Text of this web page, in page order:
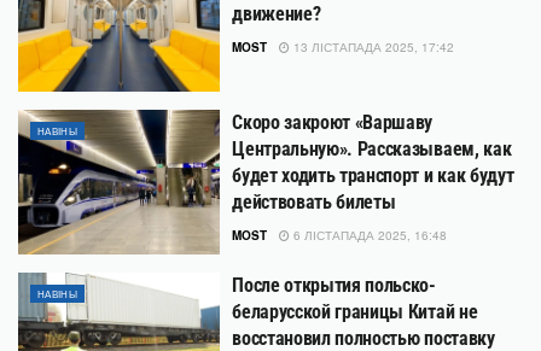
движение?
MOST 13 ЛІСТАПАДА 2025, 17:42
НАВІНЫ
Скоро закроют «Варшаву
Центральную». Рассказываем, как
будет ходить транспорт и как будут
действовать билеты
MOST 6 ЛІСТАПАДА 2025, 16:48
НАВІНЫ
После открытия польско-
беларусской границы Китай не
восстановил полностью поставку